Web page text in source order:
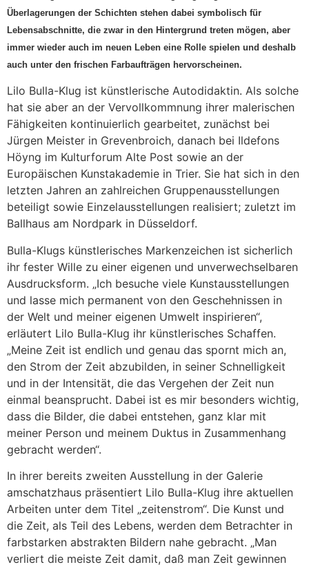
Überlagerungen der Schichten stehen dabei symbolisch für
Lebensabschnitte, die zwar in den Hintergrund treten mögen, aber
immer wieder auch im neuen Leben eine Rolle spielen und deshalb
auch unter den frischen Farbaufträgen hervorscheinen.
Lilo Bulla-Klug ist künstlerische Autodidaktin. Als solche
hat sie aber an der Vervollkommnung ihrer malerischen
Fähigkeiten kontinuierlich gearbeitet, zunächst bei
Jürgen Meister in Grevenbroich, danach bei Ildefons
Höyng im Kulturforum Alte Post sowie an der
Europäischen Kunstakademie in Trier. Sie hat sich in den
letzten Jahren an zahlreichen Gruppenausstellungen
beteiligt sowie Einzelausstellungen realisiert; zuletzt im
Ballhaus am Nordpark in Düsseldorf.
Bulla-Klugs künstlerisches Markenzeichen ist sicherlich
ihr fester Wille zu einer eigenen und unverwechselbaren
Ausdrucksform. „Ich besuche viele Kunstausstellungen
und lasse mich permanent von den Geschehnissen in
der Welt und meiner eigenen Umwelt inspirieren“,
erläutert Lilo Bulla-Klug ihr künstlerisches Schaffen.
„Meine Zeit ist endlich und genau das spornt mich an,
den Strom der Zeit abzubilden, in seiner Schnelligkeit
und in der Intensität, die das Vergehen der Zeit nun
einmal beansprucht. Dabei ist es mir besonders wichtig,
dass die Bilder, die dabei entstehen, ganz klar mit
meiner Person und meinem Duktus in Zusammenhang
gebracht werden“.
In ihrer bereits zweiten Ausstellung in der Galerie
amschatzhaus präsentiert Lilo Bulla-Klug ihre aktuellen
Arbeiten unter dem Titel „zeitenstrom“. Die Kunst und
die Zeit, als Teil des Lebens, werden dem Betrachter in
farbstarken abstrakten Bildern nahe gebracht. „Man
verliert die meiste Zeit damit, daß man Zeit gewinnen